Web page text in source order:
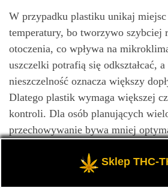
W przypadku plastiku unikaj
temperatury, bo tworzywo szybciej
otoczenia, co wpływa na
uszczelki potrafią się odkształcać,
nieszczelność oznacza większy
Dlatego plastik wymaga większej
kontroli. Dla osób planujących
przechowywanie bywa mniej
jest naprawdę dobrej jakości.
Sklep THC-